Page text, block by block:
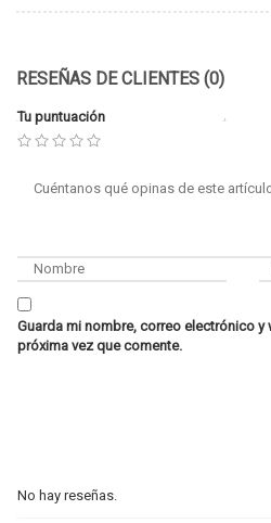
RESEÑAS DE CLIENTES (0)
Tu puntuación
Guarda mi nombre, correo electrónico y
próxima vez que comente.
No hay reseñas.